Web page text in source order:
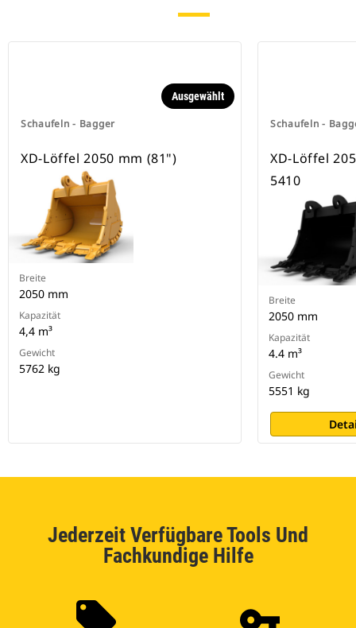
für alle Ketten- und Mobilbagger
Schaufeln - Bagger
Ausgewählt
XD-Löffel 2050 mm (81")
Breite
2050 mm
Kapazität
4,4 m³
Gewicht
5762 kg
Schaufeln -
XD-Löffel
5410
Breite
2050 mm
Kapazität
4.4 m³
Gewicht
5551 kg
Jederzeit Verfügbare Tools Und
Fachkundige Hilfe